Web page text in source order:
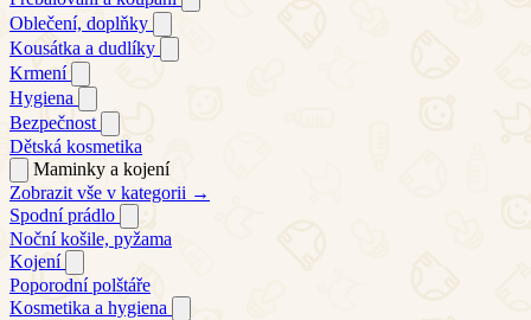
Oblečení, doplňky
Kousátka a dudlíky
Krmení
Hygiena
Bezpečnost
Dětská kosmetika
Maminky a kojení
Zobrazit vše v kategorii →
Spodní prádlo
Noční košile, pyžama
Kojení
Poporodní polštáře
Kosmetika a hygiena